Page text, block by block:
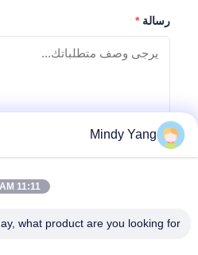
رسالة*
Mindy Yang
11:11 AM
what product are you looking for?